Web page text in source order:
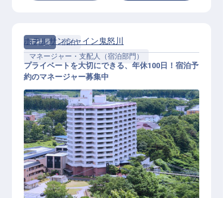
正社員
宿泊
マネージャー・支配人（宿泊部門）
マネージャー・支配人（宿泊部門）
/ 正社員
ホテルサンシャイン鬼怒川
プライベートを大切にできる、年休100日！宿泊予
約のマネージャー募集中